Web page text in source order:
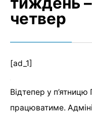
четвер
[ad_1]
Відтепер у
працюватиме.